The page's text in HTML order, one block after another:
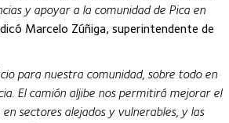
y apoyar a la comunidad de Pica en
Marcelo Zúñiga, superintendente de
para nuestra comunidad, sobre todo en
El camión aljibe nos permitirá mejorar el
sectores alejados y vulnerables, y las